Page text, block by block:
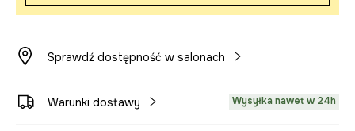
Sprawdź dostępność w salonach
Warunki dostawy Wysyłka nawet w 24h